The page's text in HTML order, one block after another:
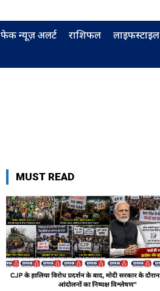
फेक न्यूज़ अलर्ट राशिफल लाइफस्टाइल
MUST READ